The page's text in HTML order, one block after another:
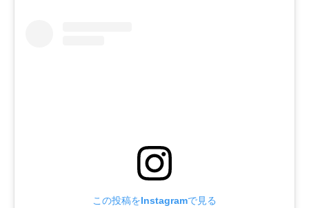
この投稿をInstagramで見る